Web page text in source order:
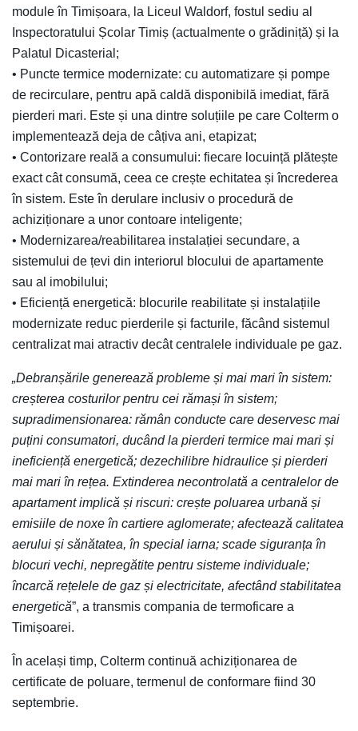
module în Timișoara, la Liceul Waldorf, fostul sediu al
Inspectoratului Școlar Timiș (actualmente o grădiniță) și la
Palatul Dicasterial;
• Puncte termice modernizate: cu automatizare și pompe
de recirculare, pentru apă caldă disponibilă imediat, fără
pierderi mari. Este și una dintre soluțiile pe care Colterm o
implementează deja de câțiva ani, etapizat;
• Contorizare reală a consumului: fiecare locuință plătește
exact cât consumă, ceea ce crește echitatea și încrederea
în sistem. Este în derulare inclusiv o procedură de
achiziționare a unor contoare inteligente;
• Modernizarea/reabilitarea instalației secundare, a
sistemului de țevi din interiorul blocului de apartamente
sau al imobilului;
• Eficiență energetică: blocurile reabilitate și instalațiile
modernizate reduc pierderile și facturile, făcând sistemul
centralizat mai atractiv decât centralele individuale pe gaz.
„Debranșările generează probleme și mai mari în sistem:
creșterea costurilor pentru cei rămași în sistem;
supradimensionarea: rămân conducte care deservesc mai
puțini consumatori, ducând la pierderi termice mai mari și
ineficiență energetică; dezechilibre hidraulice și pierderi
mai mari în rețea. Extinderea necontrolată a centralelor de
apartament implică și riscuri: crește poluarea urbană și
emisiile de noxe în cartiere aglomerate; afectează calitatea
aerului și sănătatea, în special iarna; scade siguranța în
blocuri vechi, nepregătite pentru sisteme individuale;
încarcă rețelele de gaz și electricitate, afectând stabilitatea
energetică”, a transmis compania de termoficare a
Timișoarei.
În același timp, Colterm continuă achiziționarea de
certificate de poluare, termenul de conformare fiind 30
septembrie.